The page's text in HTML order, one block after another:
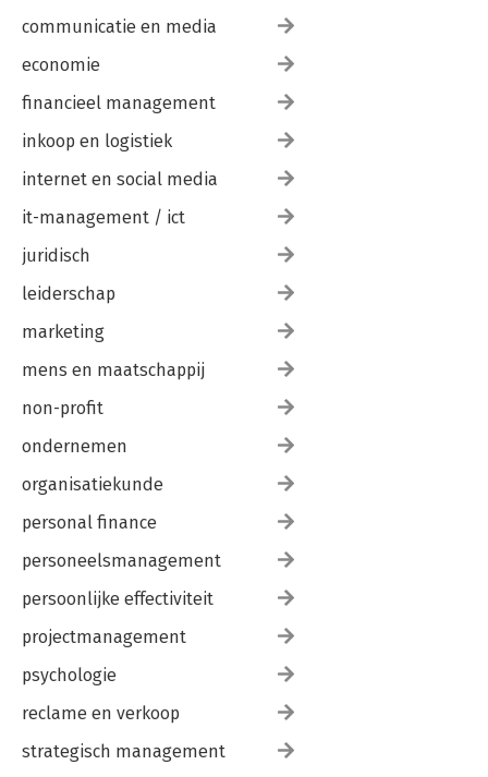
communicatie en media
economie
financieel management
inkoop en logistiek
internet en social media
it-management / ict
juridisch
leiderschap
marketing
mens en maatschappij
non-profit
ondernemen
organisatiekunde
personal finance
personeelsmanagement
persoonlijke effectiviteit
projectmanagement
psychologie
reclame en verkoop
strategisch management